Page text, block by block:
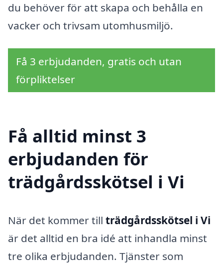
du behöver för att skapa och behålla en
vacker och trivsam utomhusmiljö.
Få 3 erbjudanden, gratis och utan
förpliktelser
Få alltid minst 3
erbjudanden för
trädgårdsskötsel i Vi
När det kommer till trädgårdsskötsel i Vi
är det alltid en bra idé att inhandla minst
tre olika erbjudanden. Tjänster som